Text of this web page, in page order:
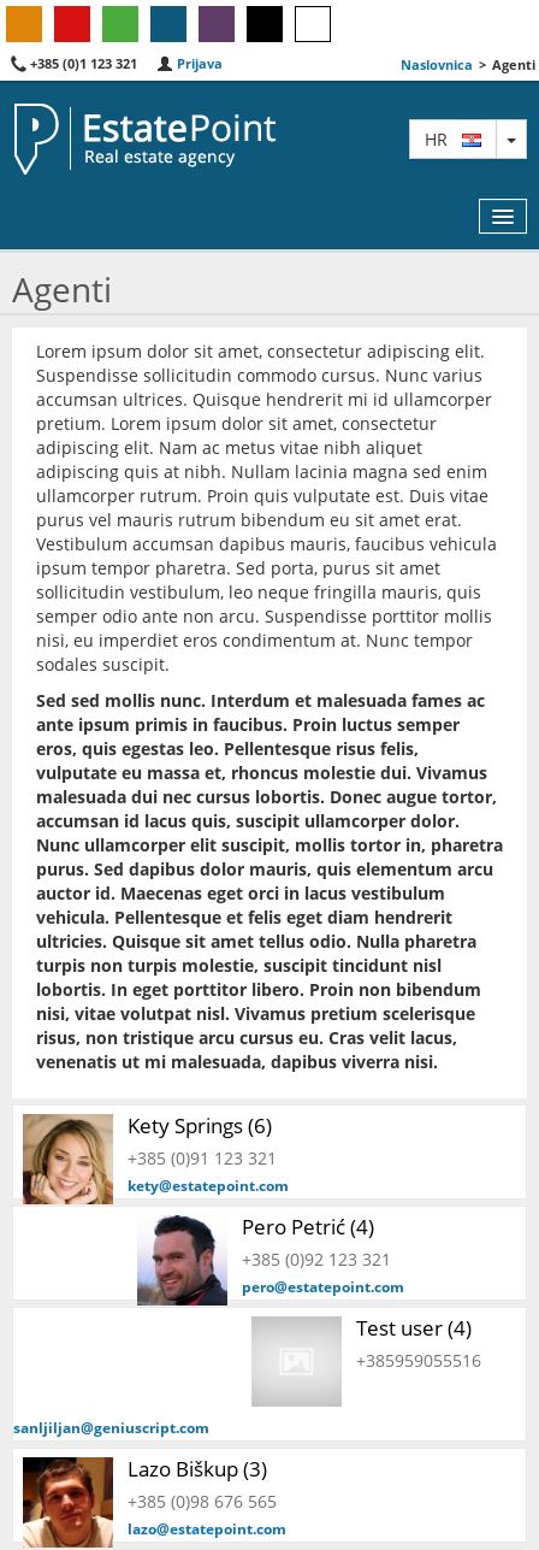
+385 (0)1 123 321 Prijava Naslovnica > Agenti
HR
AGENTI
IZDVOJENE
O NAMA
KONTAKT
Agenti
Lorem ipsum dolor sit amet, consectetur adipiscing elit.
Suspendisse sollicitudin commodo cursus. Nunc varius
accumsan ultrices. Quisque hendrerit mi id ullamcorper
pretium. Lorem ipsum dolor sit amet, consectetur
adipiscing elit. Nam ac metus vitae nibh aliquet
adipiscing quis at nibh. Nullam lacinia magna sed enim
ullamcorper rutrum. Proin quis vulputate est. Duis vitae
purus vel mauris rutrum bibendum eu sit amet erat.
Vestibulum accumsan dapibus mauris, faucibus vehicula
ipsum tempor pharetra. Sed porta, purus sit amet
sollicitudin vestibulum, leo neque fringilla mauris, quis
semper odio ante non arcu. Suspendisse porttitor mollis
nisi, eu imperdiet eros condimentum at. Nunc tempor
sodales suscipit.
Sed sed mollis nunc. Interdum et malesuada fames ac
ante ipsum primis in faucibus. Proin luctus semper
eros, quis egestas leo. Pellentesque risus felis,
vulputate eu massa et, rhoncus molestie dui. Vivamus
malesuada dui nec cursus lobortis. Donec augue tortor,
accumsan id lacus quis, suscipit ullamcorper dolor.
Nunc ullamcorper elit suscipit, mollis tortor in, pharetra
purus. Sed dapibus dolor mauris, quis elementum arcu
auctor id. Maecenas eget orci in lacus vestibulum
vehicula. Pellentesque et felis eget diam hendrerit
ultricies. Quisque sit amet tellus odio. Nulla pharetra
turpis non turpis molestie, suscipit tincidunt nisl
lobortis. In eget porttitor libero. Proin non bibendum
nisi, vitae volutpat nisl. Vivamus pretium scelerisque
risus, non tristique arcu cursus eu. Cras velit lacus,
venenatis ut mi malesuada, dapibus viverra nisi.
Kety Springs (6)
+385 (0)91 123 321
kety@estatepoint.com
Pero Petrić (4)
+385 (0)92 123 321
pero@estatepoint.com
Test user (4)
+385959055516
sanljiljan@geniuscript.com
Lazo Biškup (3)
+385 (0)98 676 565
lazo@estatepoint.com